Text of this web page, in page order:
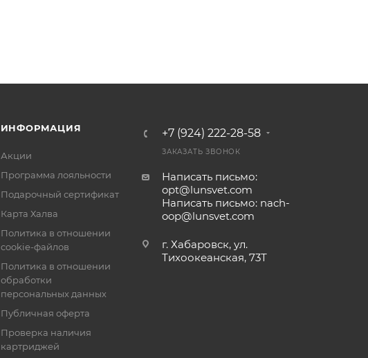
ИНФОРМАЦИЯ
Акции
Программа лояльности
Подарочный сертификат
Карта Халва
Политика в отношении
cookie-файлов
Политика в отношении
обработки
персональных данных
Публичная оферта
Проверка наличия
картриджей
+7 (924) 222-28-58
ЗАКАЗАТЬ ЗВОНОК
Написать письмо:
opt@lunsvet.com
Написать письмо: nach-
oop@lunsvet.com
г. Хабаровск, ул.
Тихоокеанская, 73Т